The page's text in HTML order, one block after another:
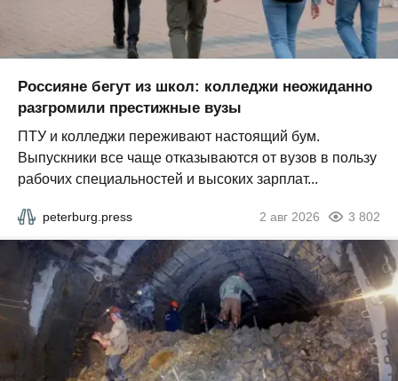
Россияне бегут из школ: колледжи неожиданно
разгромили престижные вузы
ПТУ и колледжи переживают настоящий бум.
Выпускники все чаще отказываются от вузов в пользу
рабочих специальностей и высоких зарплат...
peterburg.press 2 авг 2026 3 802